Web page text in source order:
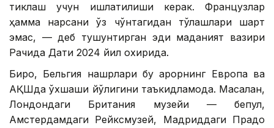
тиклаш учун ишлатилиши керак. Французлар
ҳамма нарсани ўз чўнтагидан тўлашлари шарт
эмас, — деб тушунтирган эди маданият вазири
Рачида Дати 2024 йил охирида.
Бироқ, Бельгия нашрлари бу қарорнинг Европа ва
АҚШда ўхшаши йўқлигини таъкидламоқда. Масалан,
Лондондаги Британия музейи — бепул,
Амстердамдаги Рейксмузей, Мадриддаги Прадо